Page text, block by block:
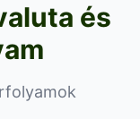
és